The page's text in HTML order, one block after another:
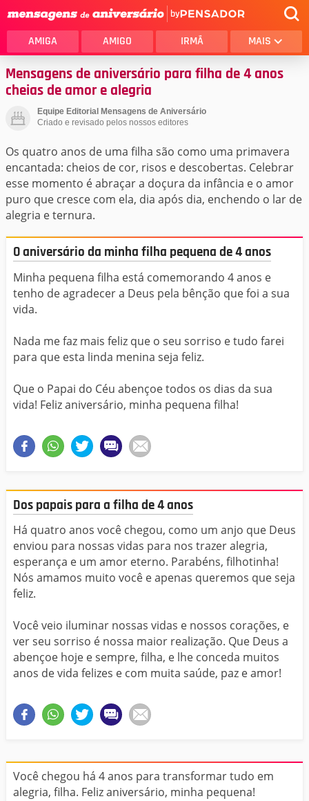
by
AMIGA AMIGO IRMÃ MAIS
Mensagens de aniversário para filha de 4 anos
cheias de amor e alegria
Equipe Editorial Mensagens de Aniversário
Criado e revisado pelos nossos editores
Os quatro anos de uma filha são como uma primavera
encantada: cheios de cor, risos e descobertas. Celebrar
esse momento é abraçar a doçura da infância e o amor
puro que cresce com ela, dia após dia, enchendo o lar de
alegria e ternura.
O aniversário da minha filha pequena de 4 anos
Minha pequena filha está comemorando 4 anos e
tenho de agradecer a Deus pela bênção que foi a sua
vida.
Nada me faz mais feliz que o seu sorriso e tudo farei
para que esta linda menina seja feliz.
Que o Papai do Céu abençoe todos os dias da sua
vida! Feliz aniversário, minha pequena filha!
Dos papais para a filha de 4 anos
Há quatro anos você chegou, como um anjo que Deus
enviou para nossas vidas para nos trazer alegria,
esperança e um amor eterno. Parabéns, filhotinha!
Nós amamos muito você e apenas queremos que seja
feliz.
Você veio iluminar nossas vidas e nossos corações, e
ver seu sorriso é nossa maior realização. Que Deus a
abençoe hoje e sempre, filha, e lhe conceda muitos
anos de vida felizes e com muita saúde, paz e amor!
Você chegou há 4 anos para transformar tudo em
alegria, filha. Feliz aniversário, minha pequena!